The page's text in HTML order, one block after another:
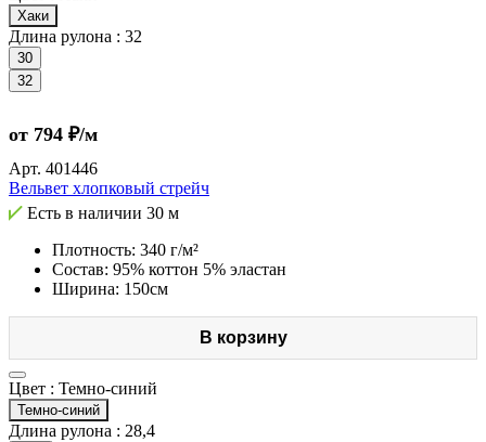
Хаки
Длина рулона : 32
30
32
от 794 ₽/м
Арт. 401446
Вельвет хлопковый стрейч
Есть в наличии 30 м
Плотность: 340 г/м²
Состав: 95% коттон 5% эластан
Ширина: 150см
В корзину
Цвет : Темно-синий
Темно-синий
Длина рулона : 28,4